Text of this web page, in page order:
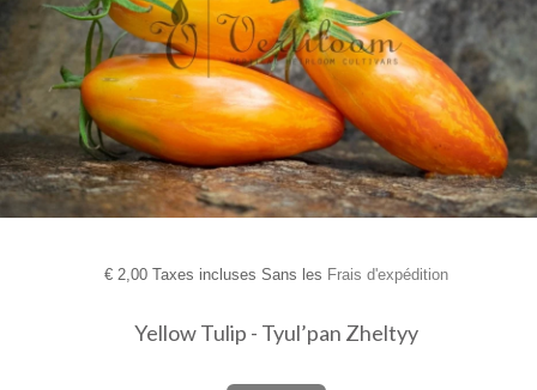
€2,00 Taxes incluses Sans les Frais d'expédition
Yellow Tulip - Tyul’pan Zheltyy